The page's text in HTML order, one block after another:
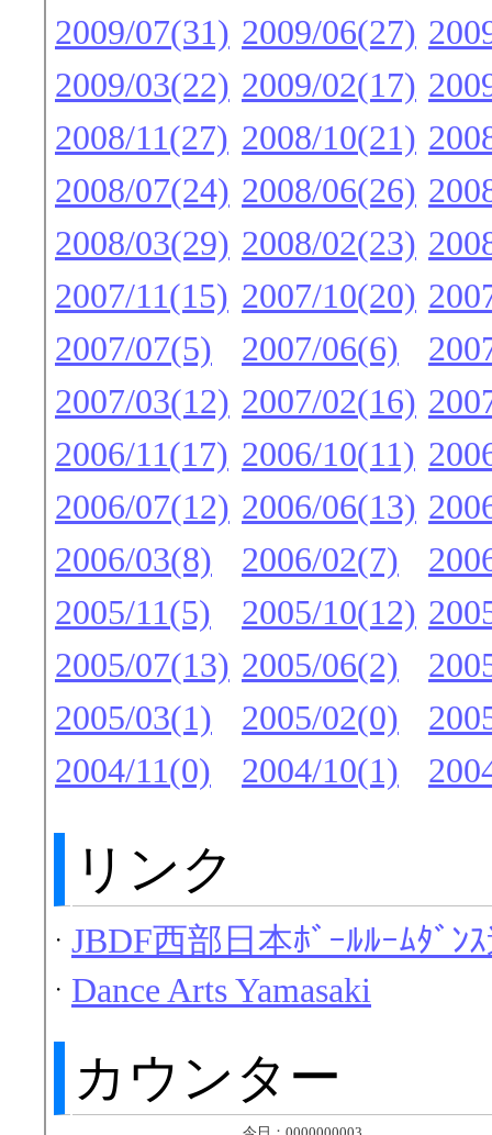
2009/07(31) 2009/06(27)
2009/03(22) 2009/02(17)
2008/11(27) 2008/10(21)
2008/07(24) 2008/06(26)
2008/03(29) 2008/02(23)
2007/11(15) 2007/10(20)
2007/07(5)
2007/06(6)
2007/03(12) 2007/02(16)
2006/11(17) 2006/10(11)
2006/07(12) 2006/06(13)
2006/03(8)
2006/02(7)
2005/11(5)
2005/10(12)
2005/07(13) 2005/06(2)
2005/03(1)
2005/02(0)
2004/11(0)
2004/10(1)
リンク
・ JBDF西部日本ﾎﾞｰﾙﾙｰﾑﾀﾞﾝ
・ Dance Arts Yamasaki
カウンター